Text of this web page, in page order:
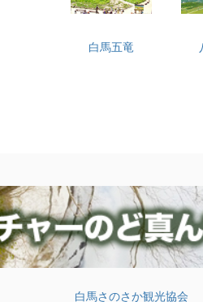
白馬五竜